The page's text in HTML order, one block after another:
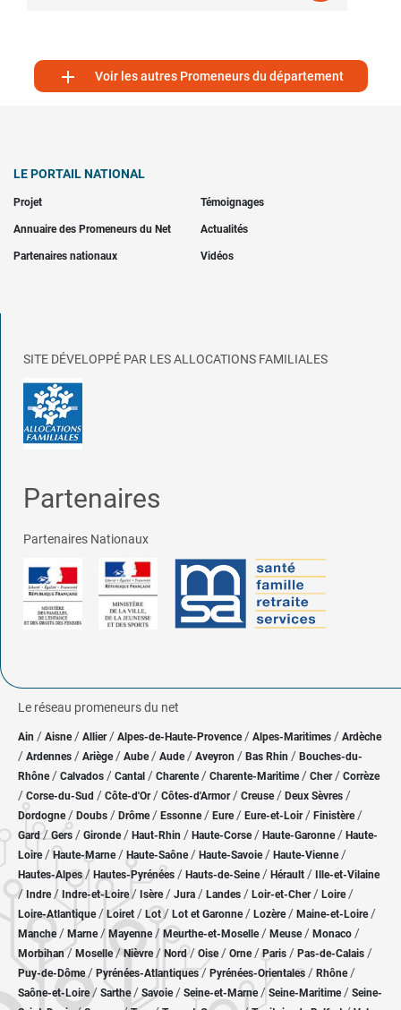
 Voir les autres Promeneurs du département
LE PORTAIL NATIONAL
Projet Témoignages
Annuaire des Promeneurs du Net Actualités
Partenaires nationaux Vidéos
SITE DÉVELOPPÉ PAR LES ALLOCATIONS FAMILIALES
Partenaires
Partenaires Nationaux
Le réseau promeneurs du net
Ain / Aisne/ Allier/ Alpes-de-Haute-Provence / Alpes-Maritimes / Ardèche
/ Ardennes / Ariège/ Aube/ Aude / Aveyron / Bas Rhin / Bouches-du-
Rhône/ Calvados / Cantal / Charente / Charente-Maritime/ Cher / Corrèze
/ Corse-du-Sud / Côte-d'Or / Côtes-d'Armor/ Creuse/ Deux Sèvres /
Dordogne/ Doubs / Drôme/ Essonne / Eure/ Eure-et-Loir / Finistère/
Gard/Gers / Gironde/ Haut-Rhin / Haute-Corse/ Haute-Garonne/ Haute-
Loire/Haute-Marne/ Haute-Saône/ Haute-Savoie/ Haute-Vienne/
Hautes-Alpes/ Hautes-Pyrénées / Hauts-de-Seine/ Hérault / Ille-et-Vilaine
/ Indre/ Indre-et-Loire/ Isère/ Jura / Landes / Loir-et-Cher/ Loire/
Loire-Atlantique/ Loiret / Lot/ Lot et Garonne/ Lozère / Maine-et-Loire/
Manche/ Marne/ Mayenne/ Meurthe-et-Moselle/ Meuse/ Monaco /
Morbihan/ Moselle/ Nièvre / Nord/ Oise / Orne/Paris / Pas-de-Calais /
Puy-de-Dôme/ Pyrénées-Atlantiques / Pyrénées-Orientales / Rhône/
Saône-et-Loire/ Sarthe/ Savoie/ Seine-et-Marne/ Seine-Maritime/ Seine-